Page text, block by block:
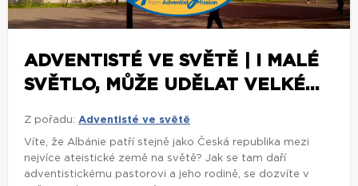
ADVENTISTÉ VE SVĚTĚ | I MALÉ
SVĚTLO, MŮŽE UDĚLAT VELKÉ...
Z pořadu: Adventisté ve světě
Víte, že Albánie patří stejně jako Česká republika mezi
nejvíce ateistické země na světě? Jak se tam daří
adventistickému pastorovi a jeho rodině, se dozvíte v